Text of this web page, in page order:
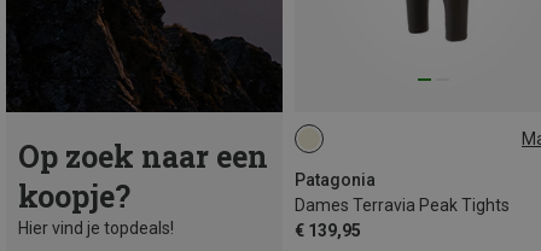
Op zoek naar een
koopje?
Hier vind je topdeals!
Patagonia
Dames Terravia Peak Tights
€ 139,95
XS
XXL